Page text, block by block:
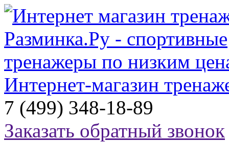
Интернет-магазин
7 (499) 348-18-89
Заказать обратный звонок